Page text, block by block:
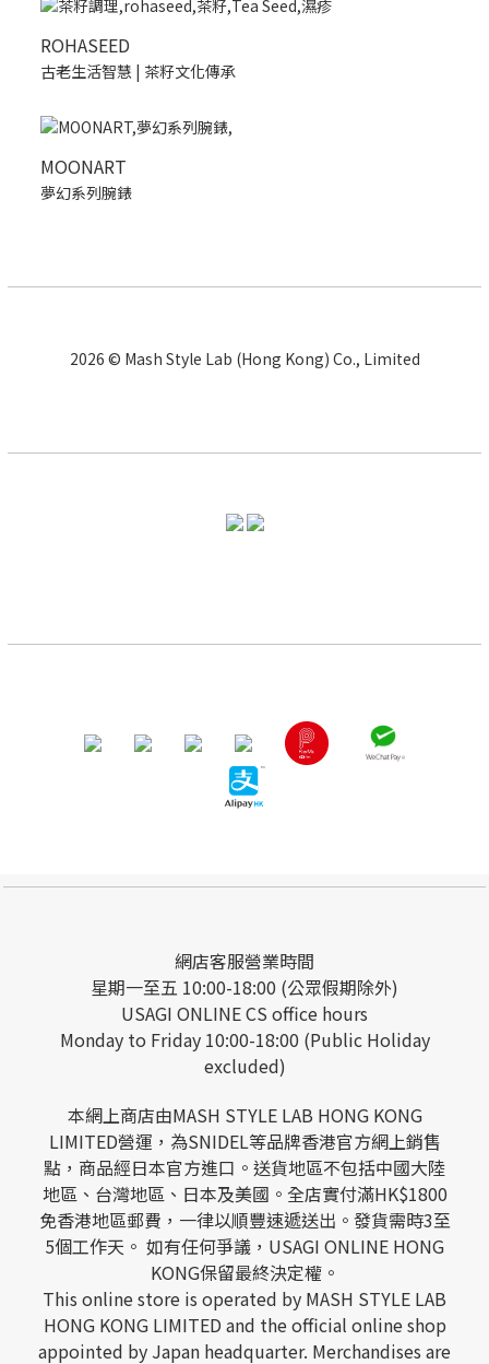
ROHASEED
古老生活智慧 | 茶籽文化傳承
MOONART
夢幻系列腕錶
2026 © Mash Style Lab (Hong Kong) Co., Limited
網店客服營業時間
星期一至五 10:00-18:00 (公眾假期除外)
USAGI ONLINE CS office hours
Monday to Friday 10:00-18:00 (Public Holiday
excluded)
本網上商店由MASH STYLE LAB HONG KONG
LIMITED營運，為SNIDEL等品牌香港官方網上銷售
點，商品經日本官方進口。送貨地區不包括中國大陸
地區、台灣地區、日本及美國。全店實付滿HK$1800
免香港地區郵費，一律以順豐速遞送出。發貨需時3至
5個工作天。 如有任何爭議，USAGI ONLINE HONG
KONG保留最終決定權。
This online store is operated by MASH STYLE LAB
HONG KONG LIMITED and the official online shop
appointed by Japan headquarter. Merchandises are